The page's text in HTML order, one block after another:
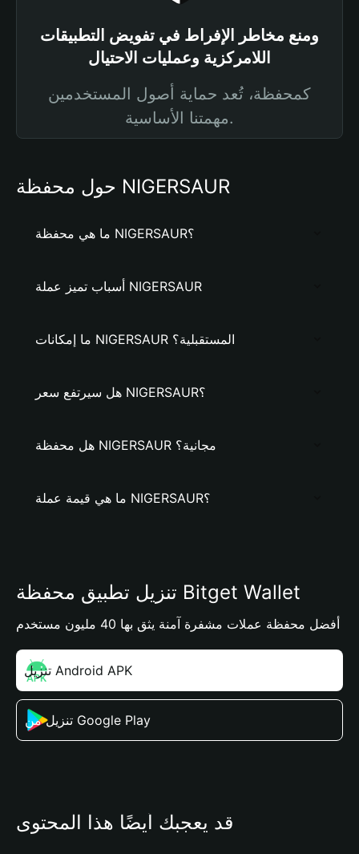
ومنع مخاطر الإفراط في تفويض التطبيقات
اللامركزية وعمليات الاحتيال
كمحفظة، تُعد حماية أصول المستخدمين
مهمتنا الأساسية.
حول محفظة NIGERSAUR
ما هي محفظة NIGERSAUR؟
أسباب تميز عملة NIGERSAUR
ما إمكانات NIGERSAUR المستقبلية؟
هل سيرتفع سعر NIGERSAUR؟
هل محفظة NIGERSAUR مجانية؟
ما هي قيمة عملة NIGERSAUR؟
تنزيل تطبيق محفظة Bitget Wallet
أفضل محفظة عملات مشفرة آمنة يثق بها 40 مليون مستخدم
تنزيل Android APK
تنزيل من Google Play
قد يعجبك أيضًا هذا المحتوى